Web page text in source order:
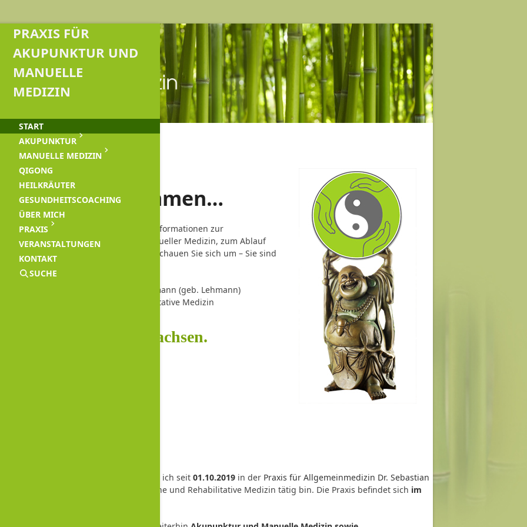
PRAXIS FÜR
AKUPUNKTUR UND
MANUELLE
MEDIZIN
START
AKUPUNKTUR
MANUELLE MEDIZIN
QIGONG
HEILKRÄUTER
GESUNDHEITSCOACHING
ÜBER MICH
PRAXIS
VERANSTALTUNGEN
KONTAKT
SUCHE
Herzlich Willkommen…
… auf meiner Webseite. Sie finden hier Informationen zur
Wirkungsweise von Akupunktur und Manueller Medizin, zum Ablauf
der Behandlung und zu meiner Person. Schauen Sie sich um – Sie sind
Dr. med. Birgit Neumann (geb. Lehmann)
Fachärztin für Physikalische und Rehabilitative Medizin
… ins Gleichgewicht wachsen.
ich möchte Sie darüber informieren, dass ich seit 01.10.2019 in der Praxis für Allgemeinmedizin Dr. Sebastian
als Fachärztin für Physikalische und Rehabilitative Medizin tätig bin. Die Praxis befindet sich im